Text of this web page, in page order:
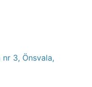
3, Önsvala,